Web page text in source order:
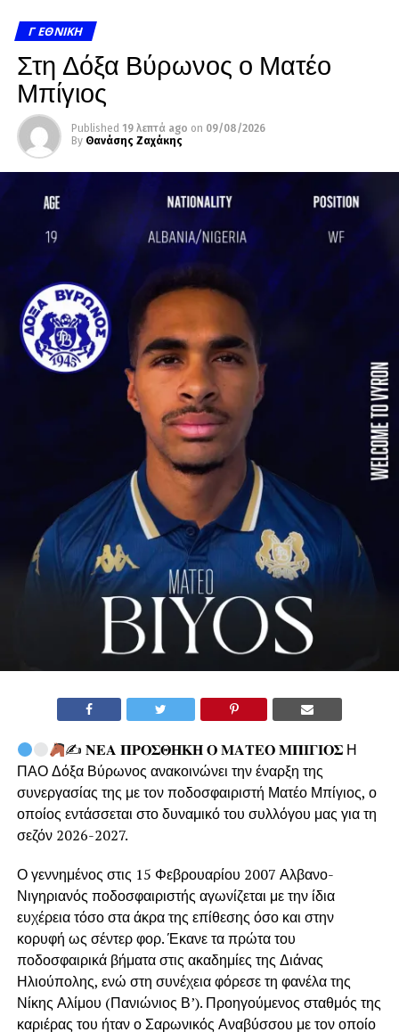
Γ ΕΘΝΙΚΉ
Στη Δόξα Βύρωνος ο Ματέο
Μπίγιος
Published 19 λεπτά ago on 09/08/2026
By Θανάσης Ζαχάκης
✍ 𝚴𝚬𝚨 𝚷𝚸𝚶𝚺𝚯𝚮𝚱𝚮 𝚶 𝚳𝚨𝚻𝚬𝚶 𝚳𝚷𝚰𝚪𝚰𝚶𝚺 Η
ΠΑΟ Δόξα Βύρωνος ανακοινώνει την έναρξη της
συνεργασίας της με τον ποδοσφαιριστή Ματέο Μπίγιος, ο
οποίος εντάσσεται στο δυναμικό του συλλόγου μας για τη
σεζόν 2026-2027.
Ο γεννημένος στις 15 Φεβρουαρίου 2007 Αλβανο-
Νιγηριανός ποδοσφαιριστής αγωνίζεται με την ίδια
ευχέρεια τόσο στα άκρα της επίθεσης όσο και στην
κορυφή ως σέντερ φορ. Έκανε τα πρώτα του
ποδοσφαιρικά βήματα στις ακαδημίες της Διάνας
Ηλιούπολης, ενώ στη συνέχεια φόρεσε τη φανέλα της
Νίκης Αλίμου (Πανιώνιος Β’). Προηγούμενος σταθμός της
καριέρας του ήταν ο Σαρωνικός Αναβύσσου με τον οποίο